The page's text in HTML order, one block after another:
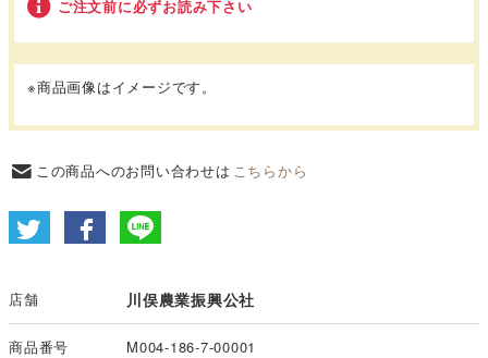
ご注文前に必ずお読み下さい
※商品画像はイメージです。
この商品へのお問い合わせは こちらから
店舗 川俣農業振興公社
商品番号 M004-186-7-00001